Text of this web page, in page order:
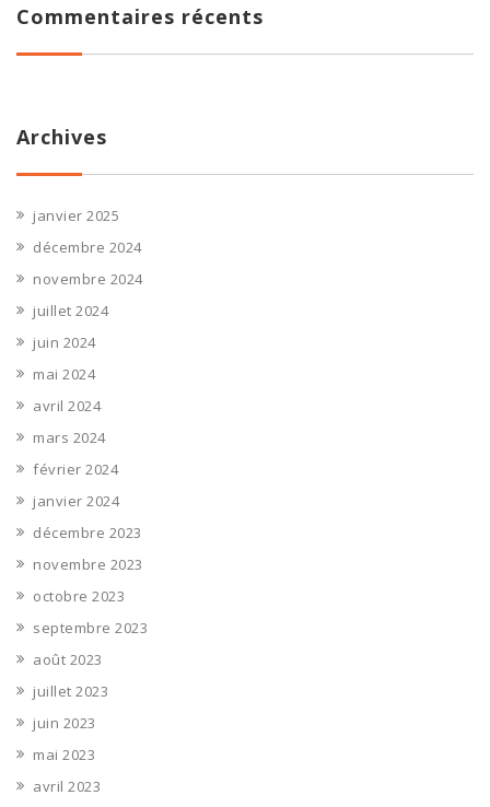
Commentaires récents
Archives
janvier 2025
décembre 2024
novembre 2024
juillet 2024
juin 2024
mai 2024
avril 2024
mars 2024
février 2024
janvier 2024
décembre 2023
novembre 2023
octobre 2023
septembre 2023
août 2023
juillet 2023
juin 2023
mai 2023
avril 2023